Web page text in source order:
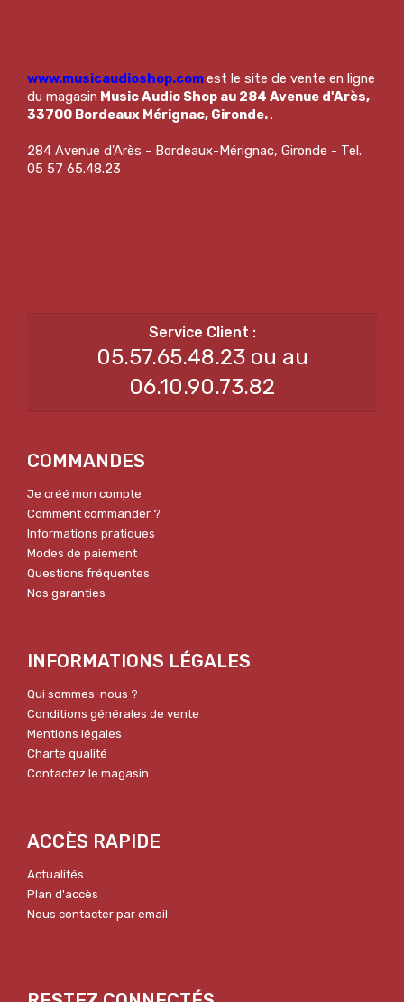
www.musicaudioshop.comest le site de vente en ligne
du magasin Music Audio Shop au 284 Avenue d'Arès,
33700 Bordeaux Mérignac, Gironde..
284 Avenue d'Arès - Bordeaux-Mérignac, Gironde - Tel.
05 57 65.48.23
05.57.65.48.23 ou au
06.10.90.73.82
COMMANDES
Je créé mon compte
Comment commander ?
Informations pratiques
Modes de paiement
Questions fréquentes
Nos garanties
INFORMATIONS LÉGALES
Qui sommes-nous ?
Conditions générales de vente
Mentions légales
Charte qualité
Contactez le magasin
ACCÈS RAPIDE
Actualités
Plan d'accès
Nous contacter par email